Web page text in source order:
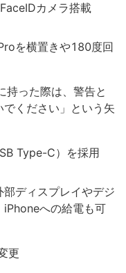
カメラ搭載
を横置きや180度回
持った際は、警告と
ください」という矢
Type-C）を採用
部ディスプレイやデジ
iPhoneへの給電も可
更